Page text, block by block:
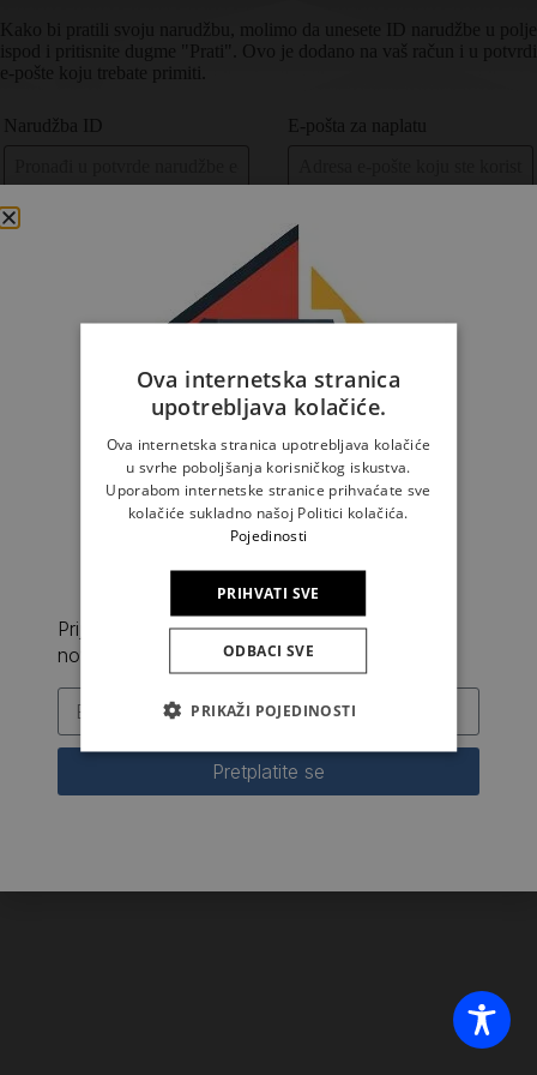
Kako bi pratili svoju narudžbu, molimo da unesete ID narudžbe u polje
ispod i pritisnite dugme "Prati". Ovo je dodano na vaš račun i u potvrdi
e-pošte koju trebate primiti.
Narudžba ID E-pošta za naplatu
Prati
Prijavite se na naš newsletter i prvi saznajte
novosti iz Kršćanske sadašnjosti
Pretplatite se
Ova internetska stranica
upotrebljava kolačiće.
Ova internetska stranica upotrebljava kolačiće
u svrhe poboljšanja korisničkog iskustva.
Uporabom internetske stranice prihvaćate sve
kolačiće sukladno našoj Politici kolačića.
Pojedinosti
PRIHVATI SVE
ODBACI SVE
PRIKAŽI POJEDINOSTI